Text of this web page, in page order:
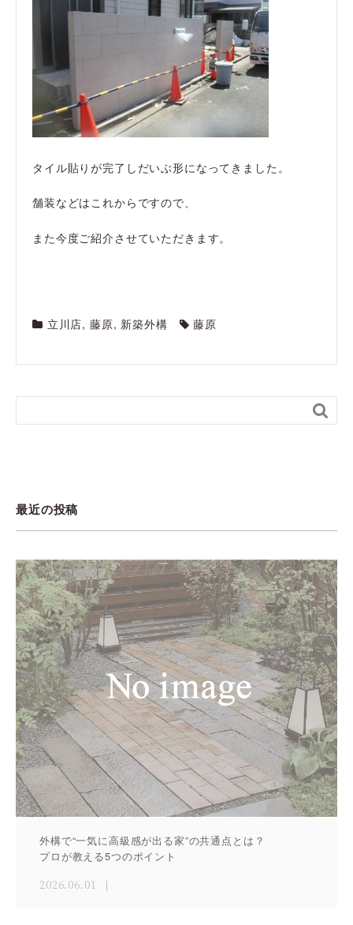
タイル貼りが完了しだいぶ形になってきました。
舗装などはこれからですので、
また今度ご紹介させていただきます。
立川店, 藤原, 新築外構 藤原

最近の投稿
外構で“一気に高級感が出る家”の共通点とは？
プロが教える5つのポイント
2026.06.01